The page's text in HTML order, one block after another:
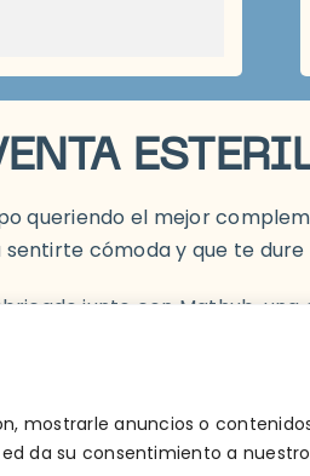
mostrarle anuncios o
da su consentimiento a
queriendo el mejor
cómoda y que te dure
junto con Mathub,